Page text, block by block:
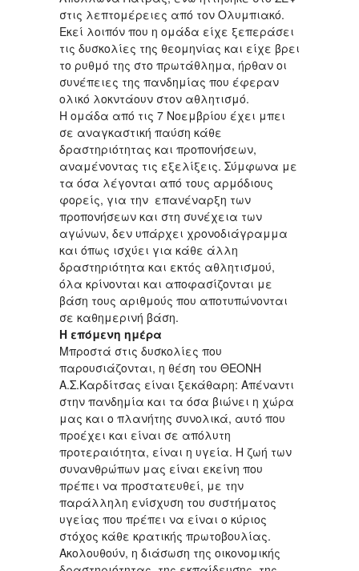
στις λεπτομέρειες από τον Ολυμπιακό.
Εκεί λοιπόν που η ομάδα είχε ξεπεράσει
τις δυσκολίες της θεομηνίας και είχε βρει
το ρυθμό της στο πρωτάθλημα, ήρθαν οι
συνέπειες της πανδημίας που έφεραν
ολικό λοκντάουν στον αθλητισμό.
Η ομάδα από τις 7 Νοεμβρίου έχει μπει
σε αναγκαστική παύση κάθε
δραστηριότητας και προπονήσεων,
αναμένοντας τις εξελίξεις. Σύμφωνα με
τα όσα λέγονται από τους αρμόδιους
φορείς, για την επανέναρξη των
προπονήσεων και στη συνέχεια των
αγώνων, δεν υπάρχει χρονοδιάγραμμα
και όπως ισχύει για κάθε άλλη
δραστηριότητα και εκτός αθλητισμού,
όλα κρίνονται και αποφασίζονται με
βάση τους αριθμούς που αποτυπώνονται
σε καθημερινή βάση.
Η επόμενη ημέρα
Μπροστά στις δυσκολίες που
παρουσιάζονται, η θέση του ΘΕΟΝΗ
Α.Σ.Καρδίτσας είναι ξεκάθαρη: Απέναντι
στην πανδημία και τα όσα βιώνει η χώρα
μας και ο πλανήτης συνολικά, αυτό που
προέχει και είναι σε απόλυτη
προτεραιότητα, είναι η υγεία. Η ζωή των
συνανθρώπων μας είναι εκείνη που
πρέπει να προστατευθεί, με την
παράλληλη ενίσχυση του συστήματος
υγείας που πρέπει να είναι ο κύριος
στόχος κάθε κρατικής πρωτοβουλίας.
Ακολουθούν, η διάσωση της οικονομικής